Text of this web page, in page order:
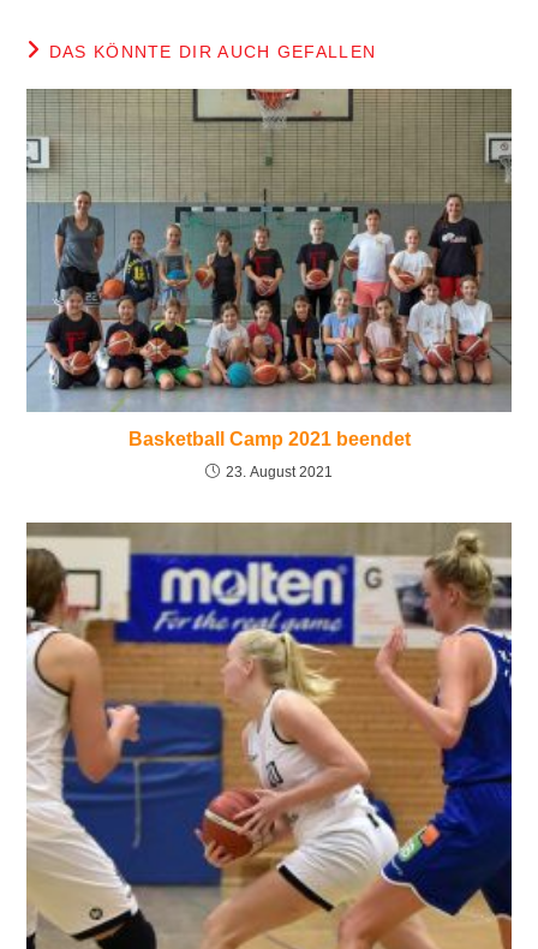
DAS KÖNNTE DIR AUCH GEFALLEN
Basketball Camp 2021 beendet
23. August 2021